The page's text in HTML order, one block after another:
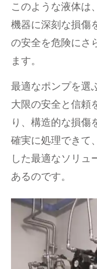
このような液体は
機器に深刻な損傷
の安全を危険にさ
ます。
最適なポンプを選
大限の安全と信頼
り、構造的な損傷
確実に処理できて
した最適なソリュ
あるのです。